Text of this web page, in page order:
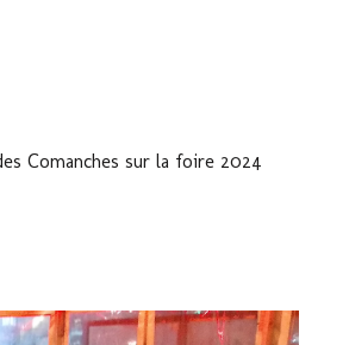
Comanches sur la foire 2024